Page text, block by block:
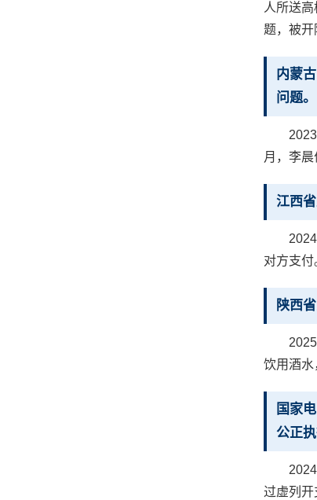
人所送
题，被开
内蒙
问题。
月，李
江西
对方支付
陕西
饮用酒水
国家
公正
过虚列开